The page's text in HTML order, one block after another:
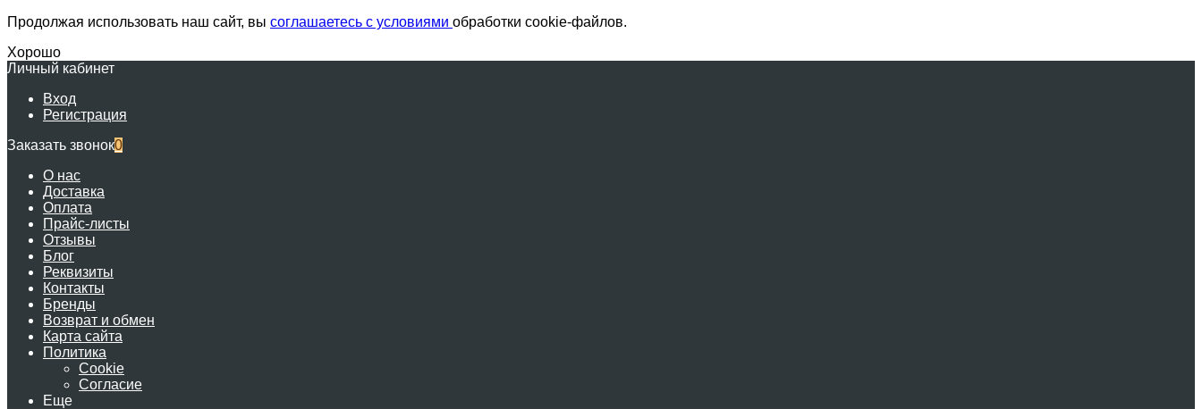
Продолжая использовать наш сайт, вы соглашаетесь с условиями обработки cookie-файлов.
Хорошо
Личный кабинет
Вход
Регистрация
Заказать звонок0
О нас
Доставка
Оплата
Прайс-листы
Отзывы
Блог
Реквизиты
Контакты
Бренды
Возврат и обмен
Карта сайта
Политика
Cookie
Согласие
Еще